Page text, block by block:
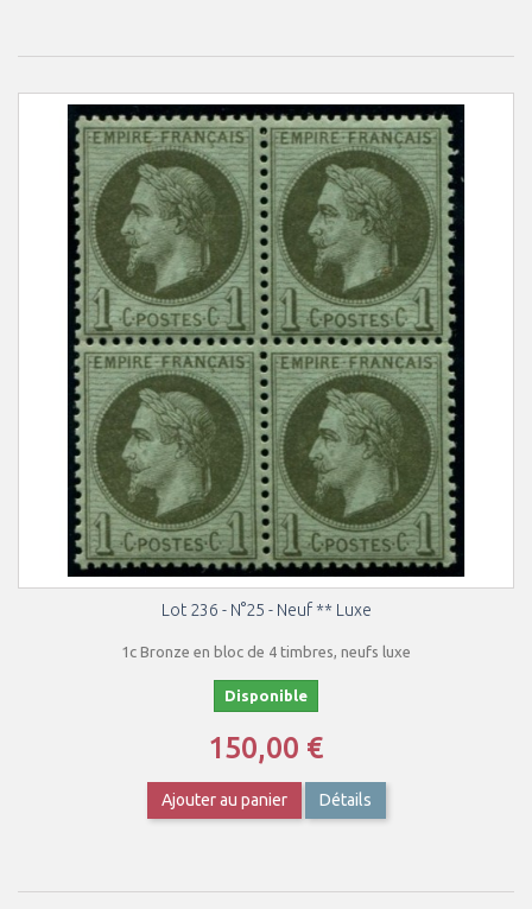
Lot 236 - N°25 - Neuf ** Luxe
1c Bronze en bloc de 4 timbres, neufs luxe
Disponible
150,00 €
Ajouter au panier Détails